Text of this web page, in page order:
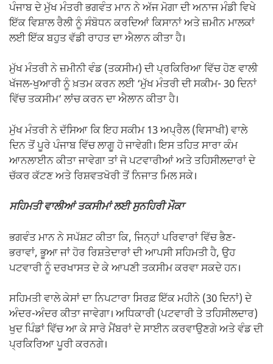
ਪੰਜਾਬ ਦੇ ਮੁੱਖ ਮੰਤਰੀ ਭਗਵੰਤ ਮਾਨ ਨੇ ਅੱਜ ਮੋਗਾ ਦੀ ਅਨਾਜ ਮੰਡੀ ਵਿਖੇ
ਇੱਕ ਵਿਸ਼ਾਲ ਰੈਲੀ ਨੂੰ ਸੰਬੋਧਨ ਕਰਦਿਆਂ ਕਿਸਾਨਾਂ ਅਤੇ ਜ਼ਮੀਨ ਮਾਲਕਾਂ
ਲਈ ਇੱਕ ਬਹੁਤ ਵੱਡੀ ਰਾਹਤ ਦਾ ਐਲਾਨ ਕੀਤਾ ਹੈ।
ਮੁੱਖ ਮੰਤਰੀ ਨੇ ਜ਼ਮੀਨੀ ਵੰਡ (ਤਕਸੀਮ) ਦੀ ਪ੍ਰਕਿਰਿਆ ਵਿੱਚ ਹੋਣ ਵਾਲੀ
ਖੱਜਲ-ਖੁਆਰੀ ਨੂੰ ਖ਼ਤਮ ਕਰਨ ਲਈ ‘ਮੁੱਖ ਮੰਤਰੀ ਦੀ ਸਕੀਮ- 30 ਦਿਨਾਂ
ਵਿੱਚ ਤਕਸੀਮ’ ਲਾਂਚ ਕਰਨ ਦਾ ਐਲਾਨ ਕੀਤਾ ਹੈ।
ਮੁੱਖ ਮੰਤਰੀ ਨੇ ਦੱਸਿਆ ਕਿ ਇਹ ਸਕੀਮ 13 ਅਪ੍ਰੈਲ (ਵਿਸਾਖੀ) ਵਾਲੇ
ਦਿਨ ਤੋਂ ਪੂਰੇ ਪੰਜਾਬ ਵਿੱਚ ਲਾਗੂ ਹੋ ਜਾਵੇਗੀ। ਇਸ ਤਹਿਤ ਸਾਰਾ ਕੰਮ
ਆਨਲਾਈਨ ਕੀਤਾ ਜਾਵੇਗਾ ਤਾਂ ਜੋ ਪਟਵਾਰੀਆਂ ਅਤੇ ਤਹਿਸੀਲਦਾਰਾਂ ਦੇ
ਚੱਕਰ ਕੱਟਣ ਅਤੇ ਰਿਸ਼ਵਤਖੋਰੀ ਤੋਂ ਨਿਜਾਤ ਮਿਲ ਸਕੇ।
ਸਹਿਮਤੀ ਵਾਲੀਆਂ ਤਕਸੀਮਾਂ ਲਈ ਸੁਨਹਿਰੀ ਮੌਕਾ
ਭਗਵੰਤ ਮਾਨ ਨੇ ਸਪੱਸ਼ਟ ਕੀਤਾ ਕਿ, ਜਿਨ੍ਹਾਂ ਪਰਿਵਾਰਾਂ ਵਿੱਚ ਭੈਣ-
ਭਰਾਵਾਂ, ਭੂਆ ਜਾਂ ਹੋਰ ਰਿਸ਼ਤੇਦਾਰਾਂ ਦੀ ਆਪਸੀ ਸਹਿਮਤੀ ਹੈ, ਉਹ
ਪਟਵਾਰੀ ਨੂੰ ਦਰਖਾਸਤ ਦੇ ਕੇ ਆਪਣੀ ਤਕਸੀਮ ਕਰਵਾ ਸਕਦੇ ਹਨ।
ਸਹਿਮਤੀ ਵਾਲੇ ਕੇਸਾਂ ਦਾ ਨਿਪਟਾਰਾ ਸਿਰਫ਼ ਇੱਕ ਮਹੀਨੇ (30 ਦਿਨਾਂ) ਦੇ
ਅੰਦਰ-ਅੰਦਰ ਕੀਤਾ ਜਾਵੇਗਾ। ਅਧਿਕਾਰੀ (ਪਟਵਾਰੀ ਤੇ ਤਹਿਸੀਲਦਾਰ)
ਖੁਦ ਪਿੰਡਾਂ ਵਿੱਚ ਆ ਕੇ ਸਾਰੇ ਮੈਂਬਰਾਂ ਦੇ ਸਾਈਨ ਕਰਵਾਉਣਗੇ ਅਤੇ ਵੰਡ ਦੀ
ਪ੍ਰਕਿਰਿਆ ਪੂਰੀ ਕਰਨਗੇ।